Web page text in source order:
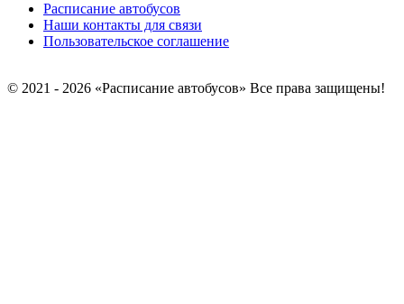
Расписание автобусов
Наши контакты для связи
Пользовательское соглашение
© 2021 - 2026 «Расписание автобусов» Все права защищены!